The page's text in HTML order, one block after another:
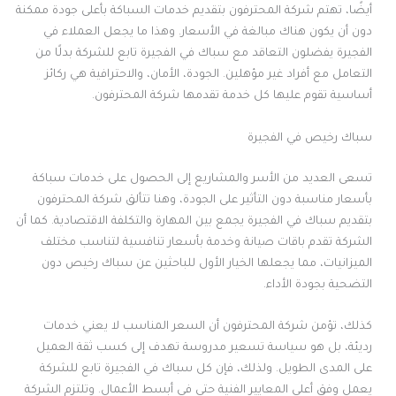
أيضًا، تهتم شركة المحترفون بتقديم خدمات السباكة بأعلى جودة ممكنة
دون أن يكون هناك مبالغة في الأسعار. وهذا ما يجعل العملاء في
الفجيرة يفضلون التعاقد مع سباك في الفجيرة تابع للشركة بدلًا من
التعامل مع أفراد غير مؤهلين. الجودة، الأمان، والاحترافية هي ركائز
أساسية تقوم عليها كل خدمة تقدمها شركة المحترفون.
سباك رخيص في الفجيرة
تسعى العديد من الأسر والمشاريع إلى الحصول على خدمات سباكة
بأسعار مناسبة دون التأثير على الجودة، وهنا تتألق شركة المحترفون
بتقديم سباك في الفجيرة يجمع بين المهارة والتكلفة الاقتصادية. كما أن
الشركة تقدم باقات صيانة وخدمة بأسعار تنافسية لتناسب مختلف
الميزانيات، مما يجعلها الخيار الأول للباحثين عن سباك رخيص دون
التضحية بجودة الأداء.
كذلك، تؤمن شركة المحترفون أن السعر المناسب لا يعني خدمات
رديئة، بل هو سياسة تسعير مدروسة تهدف إلى كسب ثقة العميل
على المدى الطويل. ولذلك، فإن كل سباك في الفجيرة تابع للشركة
يعمل وفق أعلى المعايير الفنية حتى في أبسط الأعمال. وتلتزم الشركة